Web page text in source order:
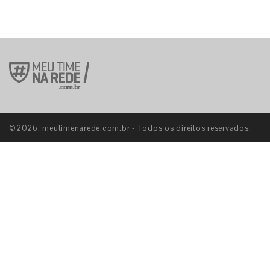
©2026. meutimenarede.com.br - Todos os direitos reservados.